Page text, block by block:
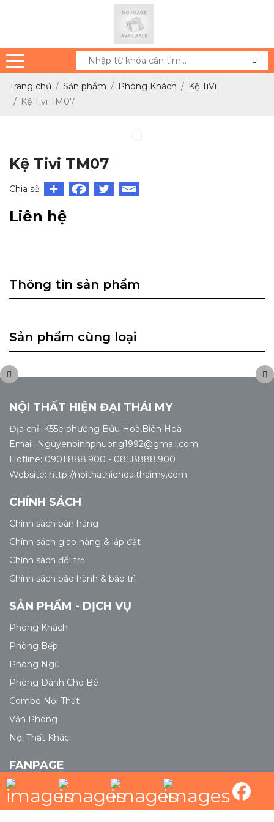
Trang chủ Sản phẩm Phòng Khách
Kệ TiVi
Kệ Tivi TM07
Kệ Tivi TM07
Chia sẻ:
Liên hệ
Thông tin sản phẩm
Sản phẩm cùng loại
NỘI THẤT HIỆN ĐẠI THÁI MY
Địa chỉ: K55e phường Bửu Hoà,Biên Hoà
Email: Nguyenbinhphuong1992@gmail.com
Hotline: 0901.888.900 - 081.8888.900
Website: http://noithathiendaithaimy.com
CHÍNH SÁCH
Chính sách bán hàng
Chính sách giao hàng & lắp đặt
Chính sách đổi trả
Chính sách bảo hành & bảo trì
SẢN PHẨM - DỊCH VỤ
Phòng Khách
Phòng Bếp
Phòng Ngủ
Phòng Dành Cho Bé
Combo Nội Thất
Văn Phòng
Nội Thất Khác
FANPAGE
copyright ©NỘI THẤT HIỆN ĐẠI THÁI MY 2023. Design